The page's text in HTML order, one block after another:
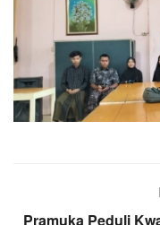
Pramuka Peduli